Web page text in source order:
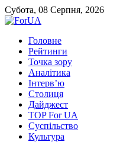
Субота, 08 Серпня, 2026
Головне
Рейтинги
Точка зору
Аналітика
Інтерв’ю
Столиця
Дайджест
TOP For UA
Суспiльство
Культура